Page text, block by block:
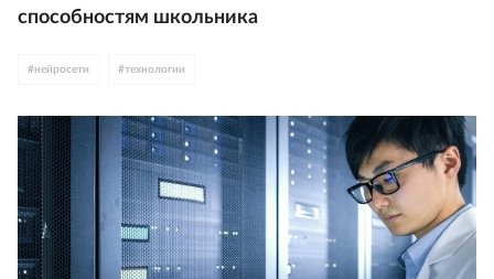
способностям школьника
#нейросети #технологии